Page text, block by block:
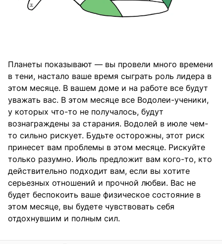
Планеты показывают — вы провели много времени
в тени, настало ваше время сыграть роль лидера в
этом месяце. В вашем доме и на работе все будут
уважать вас. В этом месяце все Водолеи-ученики,
у которых что-то не получалось, будут
вознаграждены за старания. Водолей в июле чем-
то сильно рискует. Будьте осторожны, этот риск
принесет вам проблемы в этом месяце. Рискуйте
только разумно. Июль предложит вам кого-то, кто
действительно подходит вам, если вы хотите
серьезных отношений и прочной любви. Вас не
будет беспокоить ваше физическое состояние в
этом месяце, вы будете чувствовать себя
отдохнувшим и полным сил.